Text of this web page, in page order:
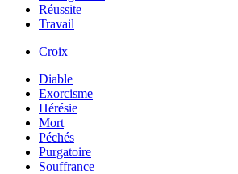
Réussite
Travail
Croix
Diable
Exorcisme
Hérésie
Mort
Péchés
Purgatoire
Souffrance